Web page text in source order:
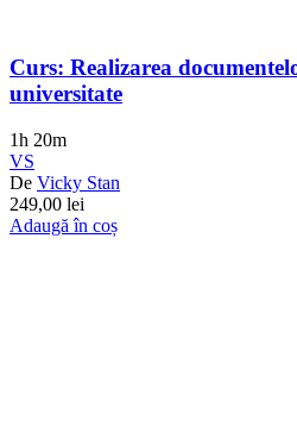
Curs: Realizarea
universitate
1h 20m
VS
De Vicky Stan
249,00 lei
Adaugă în coș